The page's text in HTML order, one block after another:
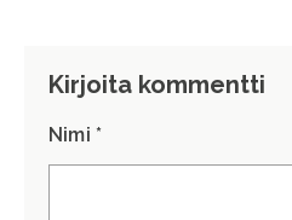
Kirjoita kommentti
Nimi *